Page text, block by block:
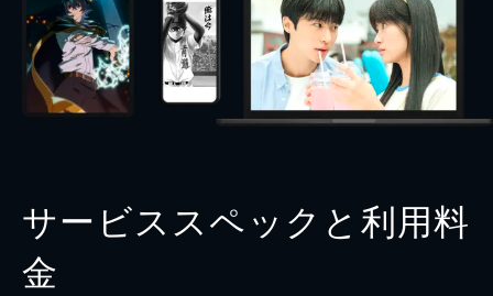
サービススペックと利用料
金